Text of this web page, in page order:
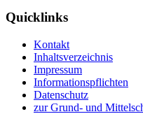
Quicklinks
Kontakt
Inhaltsverzeichnis
Impressum
Informationspflichten
Datenschutz
zur Grund- und